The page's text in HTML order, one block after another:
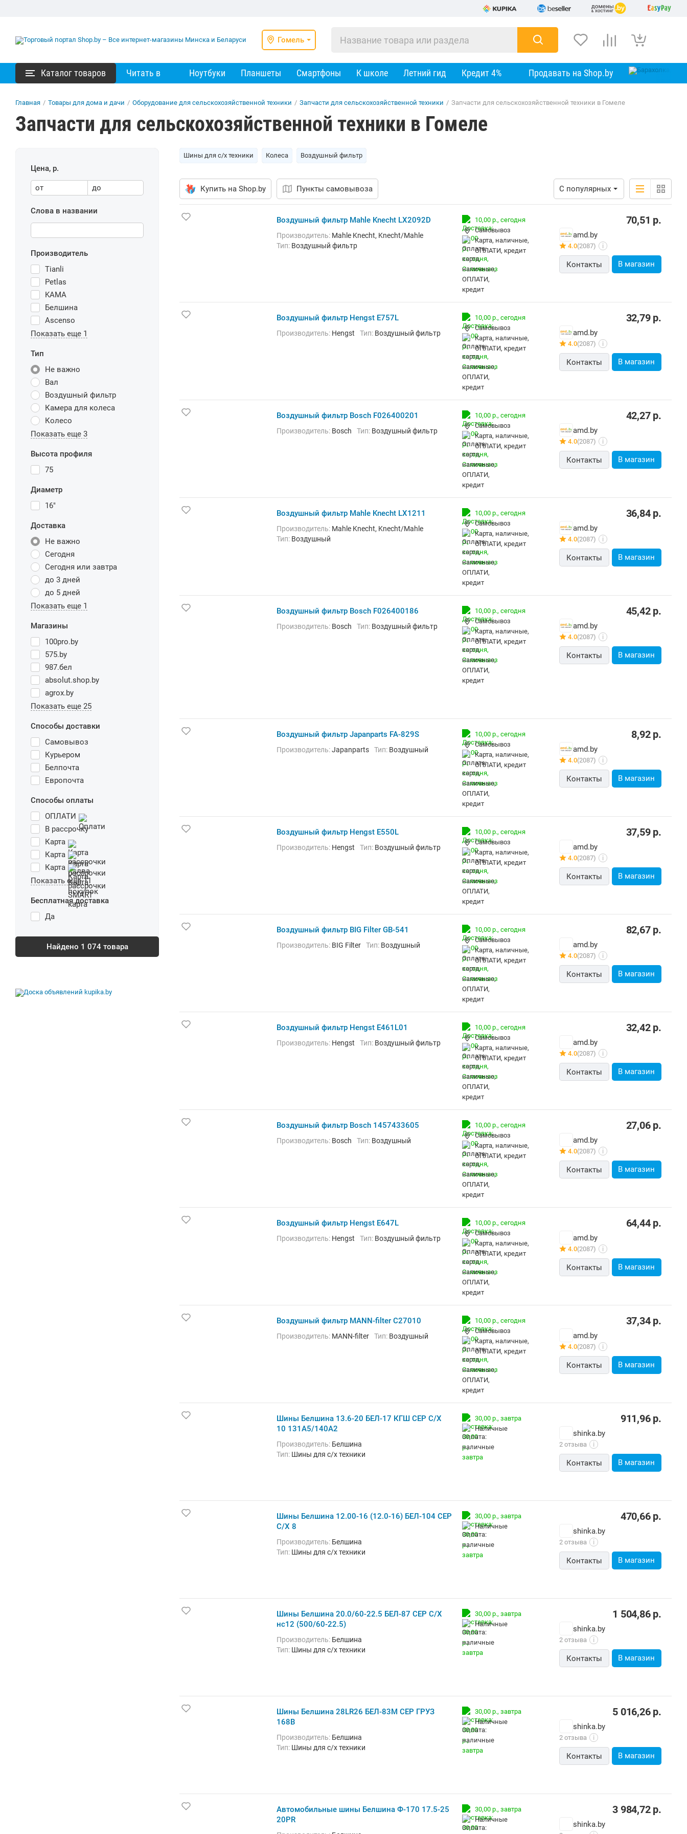
Гомель
Каталог товаров Читать в Ноутбуки Планшеты Смартфоны К школе Летний гид Кредит 4% Продавать на Shop.by
Главная / Товары для дома и дачи / Оборудование для сельскохозяйственной техники / Запчасти для сельскохозяйственной техники / Запчасти для сельскохозяйственной техники в Гомеле
Запчасти для сельскохозяйственной техники в Гомеле
Цена, р.
от до
Слова в названии
Производитель
Tianli
Petlas
KAMA
Белшина
Ascenso
Показать еще 1
Тип
Не важно
Вал
Воздушный фильтр
Камера для колеса
Колесо
Показать еще 3
Высота профиля
75
Диаметр
16"
Доставка
Не важно
Сегодня
Сегодня или завтра
до 3 дней
до 5 дней
Показать еще 1
Магазины
100pro.by
575.by
987.бел
absolut.shop.by
agrox.by
Показать еще 25
Способы доставки
Самовывоз
Курьером
Белпочта
Европочта
Способы оплаты
ОПЛАТИ
В рассрочку
Карта
Карта
Карта
Показать еще 11
Бесплатная доставка
Да
Найдено 1 074 товара
Шины для с/х техники Колеса Воздушный фильтр
Купить на Shop.by Пункты самовывоза С популярных
Воздушный фильтр Mahle Knecht LX2092D
Производитель: Mahle Knecht, Knecht/Mahle
Тип: Воздушный фильтр
10,00 р., сегодня
Самовывоз
карта, наличные,
ОПЛАТИ, кредит
70,51 р.
amd.by
4.0(2087) i
Контакты В магазин
Воздушный фильтр Hengst E757L
Производитель: Hengst Тип: Воздушный фильтр
10,00 р., сегодня
Самовывоз
карта, наличные,
ОПЛАТИ, кредит
32,79р.
amd.by
4.0(2087) i
Контакты В магазин
Воздушный фильтр Bosch F026400201
Производитель: Bosch Тип: Воздушный фильтр
10,00 р., сегодня
Самовывоз
карта, наличные,
ОПЛАТИ, кредит
42,27р.
amd.by
4.0(2087) i
Контакты В магазин
Воздушный фильтр Mahle Knecht LX1211
Производитель: Mahle Knecht, Knecht/Mahle
Тип: Воздушный
10,00 р., сегодня
Самовывоз
карта, наличные,
ОПЛАТИ, кредит
36,84р.
amd.by
4.0(2087) i
Контакты В магазин
Воздушный фильтр Bosch F026400186
Производитель: Bosch Тип: Воздушный фильтр
10,00 р., сегодня
Самовывоз
карта, наличные,
ОПЛАТИ, кредит
45,42р.
amd.by
4.0(2087) i
Контакты В магазин
Воздушный фильтр Japanparts FA-829S
Производитель:Japanparts Тип: Воздушный
10,00 р., сегодня
Самовывоз
карта, наличные,
ОПЛАТИ, кредит
8,92р.
amd.by
4.0(2087) i
Контакты В магазин
Воздушный фильтр Hengst E550L
Производитель: Hengst Тип: Воздушный фильтр
10,00 р., сегодня
Самовывоз
карта, наличные,
ОПЛАТИ, кредит
37,59р.
amd.by
4.0(2087) i
Контакты В магазин
Воздушный фильтр BIG Filter GB-541
Производитель: BIG Filter Тип: Воздушный
10,00 р., сегодня
Самовывоз
карта, наличные,
ОПЛАТИ, кредит
82,67р.
amd.by
4.0(2087) i
Контакты В магазин
Воздушный фильтр Hengst E461L01
Производитель: Hengst Тип: Воздушный фильтр
10,00 р., сегодня
Самовывоз
карта, наличные,
ОПЛАТИ, кредит
32,42р.
amd.by
4.0(2087) i
Контакты В магазин
Воздушный фильтр Bosch 1457433605
Производитель: Bosch Тип: Воздушный
10,00 р., сегодня
Самовывоз
карта, наличные,
ОПЛАТИ, кредит
27,06р.
amd.by
4.0(2087) i
Контакты В магазин
Воздушный фильтр Hengst E647L
Производитель: Hengst Тип: Воздушный фильтр
10,00 р., сегодня
Самовывоз
карта, наличные,
ОПЛАТИ, кредит
64,44р.
amd.by
4.0(2087) i
Контакты В магазин
Воздушный фильтр MANN-filter C27010
Производитель: MANN-filter Тип: Воздушный
10,00 р., сегодня
Самовывоз
карта, наличные,
ОПЛАТИ, кредит
37,34р.
amd.by
4.0(2087) i
Контакты В магазин
Шины Белшина 13.6-20 БЕЛ-17 КГШ СЕР С/Х
10 131A5/140A2
Производитель: Белшина
Тип: Шины для с/х техники
30,00 р., завтра
наличные
911,96р.
shinka.by
2 отзыва i
Контакты В магазин
Шины Белшина 12.00-16 (12.0-16) БЕЛ-104 СЕР
С/Х 8
Производитель: Белшина
Тип: Шины для с/х техники
30,00 р., завтра
наличные
470,66р.
shinka.by
2 отзыва i
Контакты В магазин
Шины Белшина 20.0/60-22.5 БЕЛ-87 СЕР С/Х
нс12 (500/60-22.5)
Производитель: Белшина
Тип: Шины для с/х техники
30,00 р., завтра
наличные
1 504,86р.
shinka.by
2 отзыва i
Контакты В магазин
Шины Белшина 28LR26 БЕЛ-83М СЕР ГРУЗ
168В
Производитель: Белшина
Тип: Шины для с/х техники
30,00 р., завтра
наличные
5 016,26р.
shinka.by
2 отзыва i
Контакты В магазин
Автомобильные шины Белшина Ф-170 17.5-25
20PR
30,00 р., завтра
наличные
3 984,72р.
shinka.by